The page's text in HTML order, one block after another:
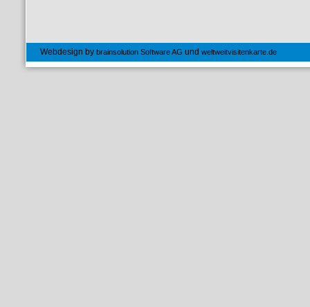
Webdesign by brainsolution Software AG und weltweitvisitenkarte.de